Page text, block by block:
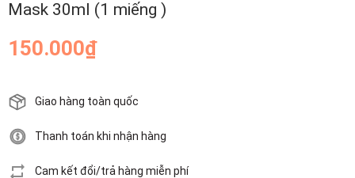
Mask 30ml (1 miếng )
150.000₫
Giao hàng toàn quốc
Thanh toán khi nhận hàng
Cam kết đổi/trả hàng miễn phí